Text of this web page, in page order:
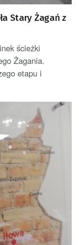
Stary Żagań z
ścieżki
Żagania.
etapu i